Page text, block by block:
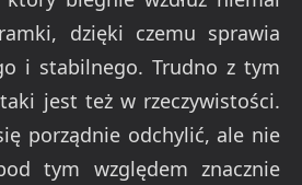
dzięki czemu sprawia
i stabilnego. Trudno z tym
jest też w rzeczywistości.
porządnie odchylić, ale nie
tym względem znacznie